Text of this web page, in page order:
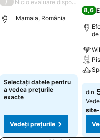
/ Nicio evaluare disponibilă
Mamaia, România
Selectați datele pentru
a vedea prețurile
exacte
Vedeți prețurile
8,6
de
din